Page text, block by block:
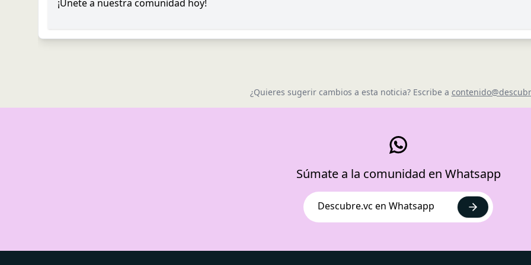
¡Únete a nuestra comunidad hoy!
¿Quieres sugerir cambios a esta noticia? Escribe a
Súmate a la comunidad en Whatsapp
Descubre.vc en Whatsapp